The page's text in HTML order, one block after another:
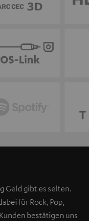
Geld gibt es selten.
für Rock, Pop,
bestätigen uns